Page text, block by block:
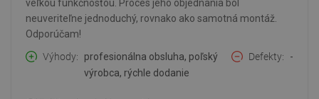
veľkou funkčnosťou. Proces jeho objednania bol
neuveriteľne jednoduchý, rovnako ako samotná montáž.
Odporúčam!
Výhody
profesionálna obsluha, poľský
výrobca, rýchle dodanie
Defekty -